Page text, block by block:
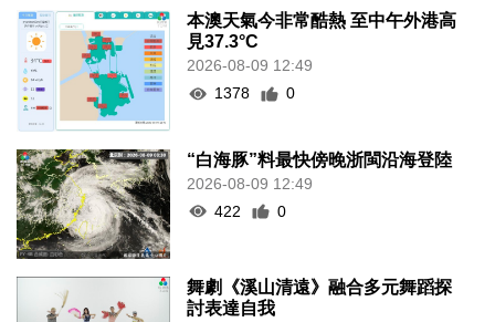
本澳天氣今非常酷熱 至中午外港高
見37.3°C
2026-08-09 12:49
1378
0
“白海豚”料最快傍晚浙閩沿海登陸
2026-08-09 12:49
422
0
舞劇《溪山清遠》融合多元舞蹈探
討表達自我